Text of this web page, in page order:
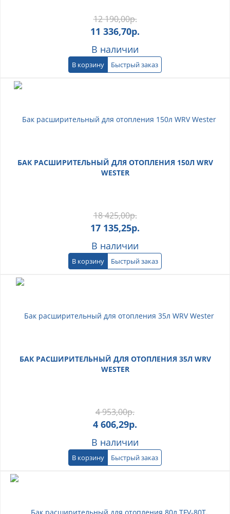
12 190,00р.
11 336,70р.
В наличии
В корзину Быстрый заказ
БАК РАСШИРИТЕЛЬНЫЙ ДЛЯ ОТОПЛЕНИЯ 150Л WRV
WESTER
18 425,00р.
17 135,25р.
В наличии
В корзину Быстрый заказ
БАК РАСШИРИТЕЛЬНЫЙ ДЛЯ ОТОПЛЕНИЯ 35Л WRV
WESTER
4 953,00р.
4 606,29р.
В наличии
В корзину Быстрый заказ